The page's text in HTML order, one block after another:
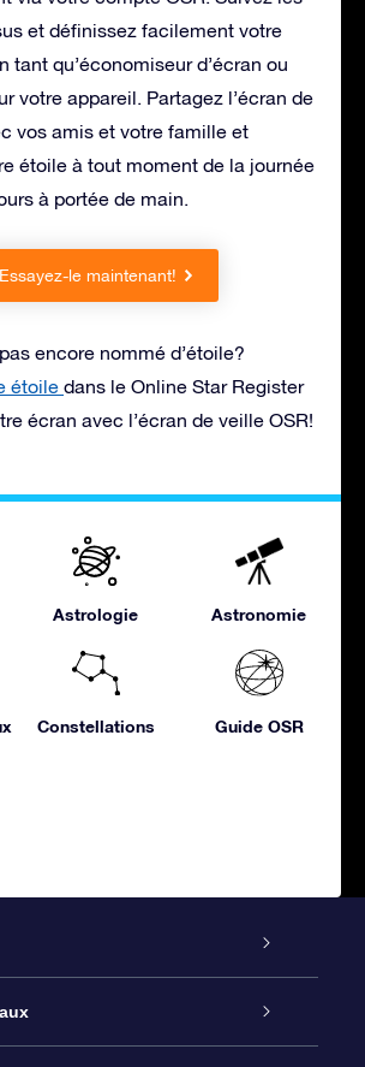
et définissez facilement votre
tant qu’économiseur d’écran ou
votre appareil. Partagez l’écran de
vos amis et votre famille et
étoile à tout moment de la journée
à portée de main.
Essayez-le maintenant!
encore nommé d’étoile?
étoile dans le Online Star Register
écran avec l’écran de veille OSR!
Astrologie Astronomie
Constellations Guide OSR